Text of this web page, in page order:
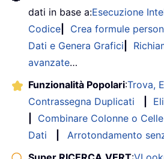
dati in base a:Esecuzione
Codice
Crea formule
Dati e Genera Grafici
avanzate…
Funzionalità Popolari:Trova,
Contrassegna Duplicati
Combinare Colonne o
Dati
Arrotondamento